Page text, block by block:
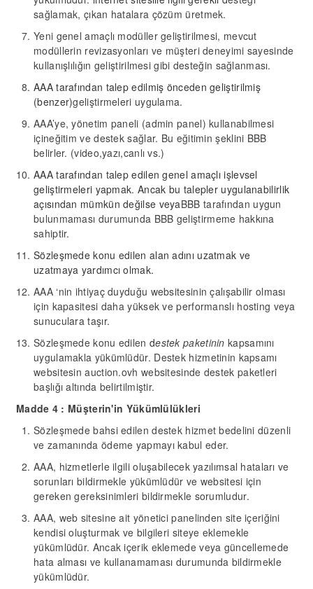
sağlamak, çıkan hatalara çözüm üretmek.
Yeni genel amaçlı modüller geliştirilmesi, mevcut
modüllerin revizasyonları ve müşteri deneyimi sayesinde
kullanışlılığın geliştirilmesi gibi desteğin sağlanması.
AAAtarafından talep edilmiş önceden geliştirilmiş
(benzer)geliştirmeleri uygulama.
AAA’ye, yönetim paneli (admin panel) kullanabilmesi
içineğitimve destek sağlar. Bu eğitimin şeklini BBB
belirler. (video,yazı,canlıvs.)
AAAtarafından talep edilengenel amaçlı işlevsel
geliştirmeleri yapmak. Ancak bu talepler uygulanabilirlik
açısından mümkün değilse veyaBBB tarafından uygun
bulunmaması durumunda BBB geliştirmeme hakkına
sahiptir.
Sözleşmede konu edilen alan adını uzatmak ve
uzatmaya yardımcı olmak.
AAA ‘nin ihtiyaç duyduğu websitesinin çalışabilir olması
için kapasitesi daha yüksek ve performanslı hosting veya
sunuculara taşır.
Sözleşmede konu edilen destek paketininkapsamını
uygulamakla yükümlüdür. Destek hizmetinin kapsamı
websitesin auction.ovh websitesinde destek paketleri
başlığı altında belirtilmiştir.
Madde 4 : Müşterin'in Yükümlülükleri
Sözleşmede bahsi edilen destek hizmet bedelini düzenli
ve zamanında ödeme yapmayı kabul eder.
AAA, hizmetlerle ilgili oluşabilecek yazılımsal hataları ve
sorunları bildirmekle yükümlüdür ve websitesi için
gereken gereksinimleri bildirmekle sorumludur.
AAA, web sitesine ait yönetici panelinden site içeriğini
kendisi oluşturmak ve bilgileri siteye eklemekle
yükümlüdür. Ancak içerik eklemede veya güncellemede
hata alması ve kullanamaması durumunda bildirmekle
yükümlüdür.